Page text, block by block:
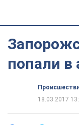
попали в
18.03.2017